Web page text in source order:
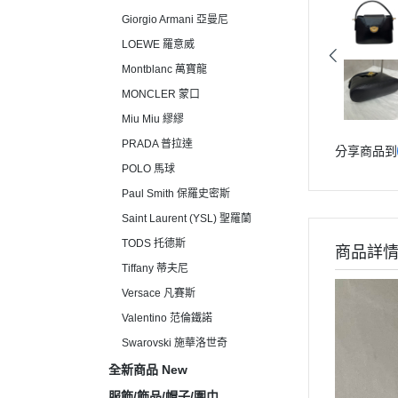
Giorgio Armani 亞曼尼
LOEWE 羅意威
Montblanc 萬寶龍
MONCLER 蒙口
Miu Miu 繆繆
PRADA 普拉達
POLO 馬球
Paul Smith 保羅史密斯
Saint Laurent (YSL) 聖羅蘭
TODS 托德斯
Tiffany 蒂夫尼
Versace 凡賽斯
Valentino 范倫鐵諾
Swarovski 施華洛世奇
全新商品 New
分享商品到
商品詳情